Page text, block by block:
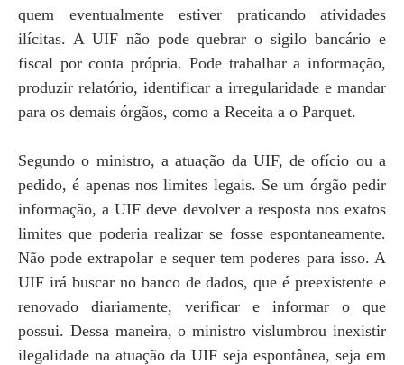
quem eventualmente estiver praticando atividades
ilícitas. A UIF não pode quebrar o sigilo bancário e
fiscal por conta própria. Pode trabalhar a informação,
produzir relatório, identificar a irregularidade e mandar
para os demais órgãos, como a Receita a o Parquet.
Segundo o ministro, a atuação da UIF, de ofício ou a
pedido, é apenas nos limites legais. Se um órgão pedir
informação, a UIF deve devolver a resposta nos exatos
limites que poderia realizar se fosse espontaneamente.
Não pode extrapolar e sequer tem poderes para isso. A
UIF irá buscar no banco de dados, que é preexistente e
renovado diariamente, verificar e informar o que
possui. Dessa maneira, o ministro vislumbrou inexistir
ilegalidade na atuação da UIF seja espontânea, seja em